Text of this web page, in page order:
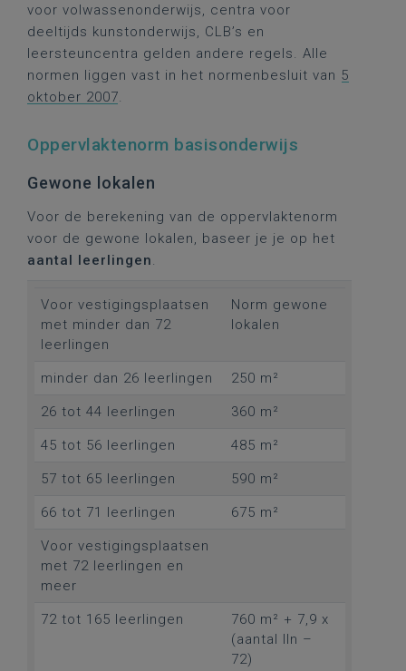
voor volwassenonderwijs, centra voor
deeltijds kunstonderwijs, CLB’s en
leersteuncentra gelden andere regels. Alle
normen liggen vast in het normenbesluit van 5
oktober 2007.
Oppervlaktenorm basisonderwijs
Gewone lokalen
Voor de berekening van de oppervlaktenorm
voor de gewone lokalen, baseer je je op het
aantal leerlingen.
Voor vestigingsplaatsen
met minder dan 72
leerlingen
Norm gewone
lokalen
minder dan 26 leerlingen 250 m²
26 tot 44 leerlingen 360 m²
45 tot 56 leerlingen 485 m²
57 tot 65 leerlingen 590 m²
66 tot 71 leerlingen 675 m²
Voor vestigingsplaatsen
met 72 leerlingen en
meer
72 tot 165 leerlingen
760 m² + 7,9 x
(aantal lln –
72)